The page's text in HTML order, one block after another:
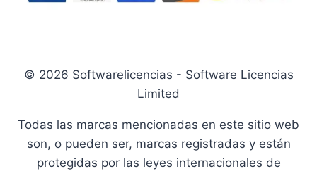
© 2026 Softwarelicencias - Software Licencias
Limited
Todas las marcas mencionadas en este sitio web
son, o pueden ser, marcas registradas y están
protegidas por las leyes internacionales de